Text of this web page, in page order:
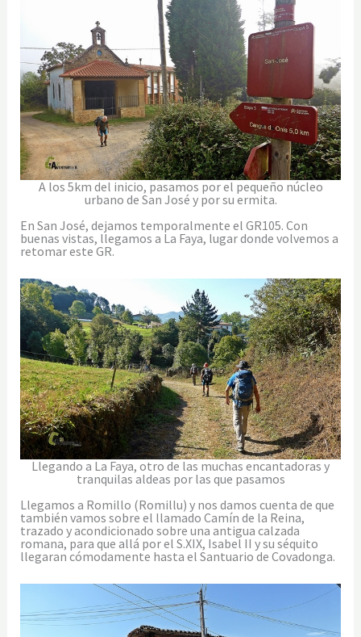
A los 5km del inicio, pasamos por el pequeño núcleo
urbano de San José y por su ermita.
En San José, dejamos temporalmente el GR105. Con
buenas vistas, llegamos a La Faya, lugar donde volvemos a
retomar este GR.
Llegando a La Faya, otro de las muchas encantadoras y
tranquilas aldeas por las que pasamos
Llegamos a Romillo (Romillu) y nos damos cuenta de que
también vamos sobre el llamado Camín de la Reina,
trazado y acondicionado sobre una antigua calzada
romana, para que allá por el S.XIX, Isabel II y su séquito
llegaran cómodamente hasta el Santuario de Covadonga.